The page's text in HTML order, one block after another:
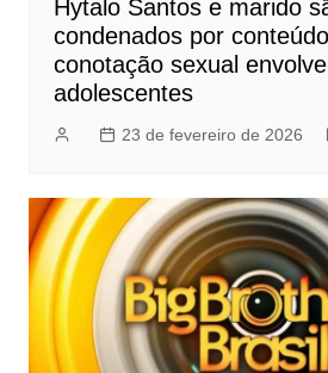
Hytalo Santos e marido
condenados por
conotação sexual
adolescentes
23 de fevereiro de 2026